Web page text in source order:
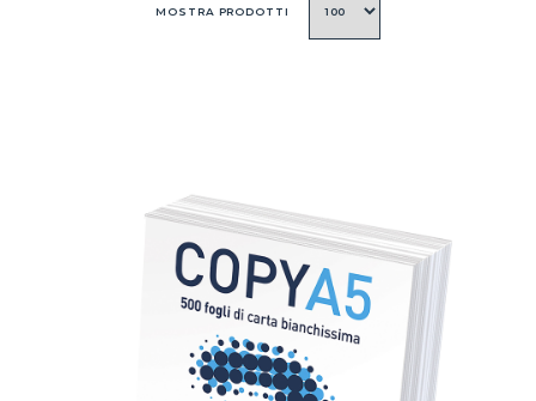
MOSTRA PRODOTTI